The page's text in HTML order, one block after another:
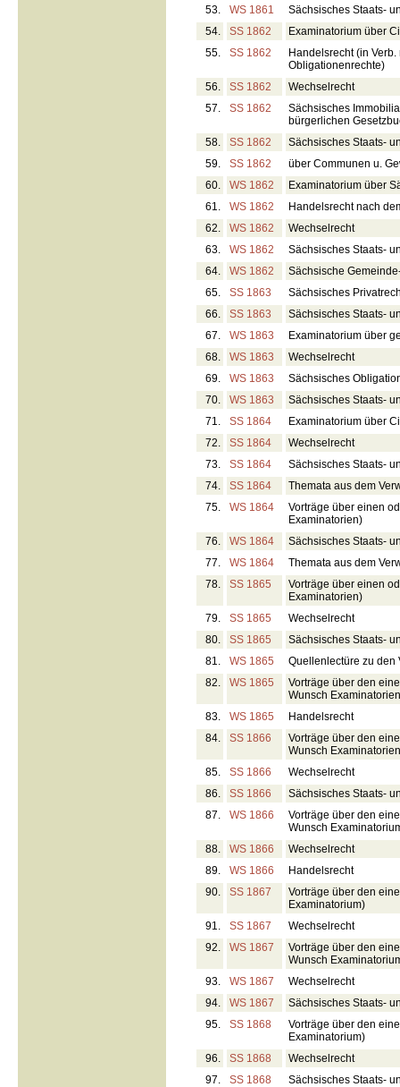
53.
WS 1861
Sächsisches Staats-
54.
SS 1862
Examinatorium über
55.
SS 1862
Handelsrecht (in
Obligationenrechte)
56.
SS 1862
Wechselrecht
57.
SS 1862
Sächsisches
bürgerlichen
58.
SS 1862
Sächsisches Staats-
59.
SS 1862
über Communen u.
60.
WS 1862
Examinatorium über
61.
WS 1862
Handelsrecht nach
62.
WS 1862
Wechselrecht
63.
WS 1862
Sächsisches Staats-
64.
WS 1862
Sächsische
65.
SS 1863
Sächsisches
66.
SS 1863
Sächsisches Staats-
67.
WS 1863
Examinatorium über
68.
WS 1863
Wechselrecht
69.
WS 1863
Sächsisches
70.
WS 1863
Sächsisches Staats-
71.
SS 1864
Examinatorium über
72.
SS 1864
Wechselrecht
73.
SS 1864
Sächsisches Staats-
74.
SS 1864
Themata aus dem
75.
WS 1864
Vorträge über einen
Examinatorien)
76.
WS 1864
Sächsisches Staats-
77.
WS 1864
Themata aus dem
78.
SS 1865
Vorträge über einen
Examinatorien)
79.
SS 1865
Wechselrecht
80.
SS 1865
Sächsisches Staats-
81.
WS 1865
Quellenlectüre zu den
82.
WS 1865
Vorträge über den
Wunsch
83.
WS 1865
Handelsrecht
84.
SS 1866
Vorträge über den
Wunsch
85.
SS 1866
Wechselrecht
86.
SS 1866
Sächsisches Staats-
87.
WS 1866
Vorträge über den
Wunsch
88.
WS 1866
Wechselrecht
89.
WS 1866
Handelsrecht
90.
SS 1867
Vorträge über den
Examinatorium)
91.
SS 1867
Wechselrecht
92.
WS 1867
Vorträge über den
Wunsch
93.
WS 1867
Wechselrecht
94.
WS 1867
Sächsisches Staats-
95.
SS 1868
Vorträge über den
Examinatorium)
96.
SS 1868
Wechselrecht
97.
SS 1868
Sächsisches Staats-